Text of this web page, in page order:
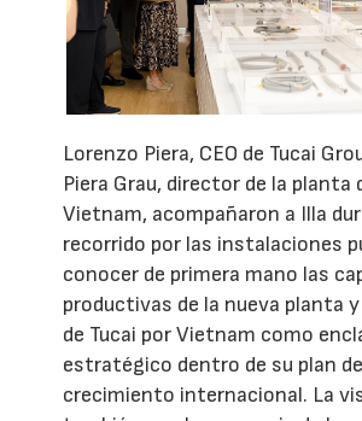
Lorenzo Piera, CEO de Tucai
Piera Grau, director de la planta
Vietnam, acompañaron a Illa
recorrido por las instalaciones
conocer de primera mano las
productivas de la nueva planta
de Tucai por Vietnam como
estratégico dentro de su plan de
crecimiento internacional. La